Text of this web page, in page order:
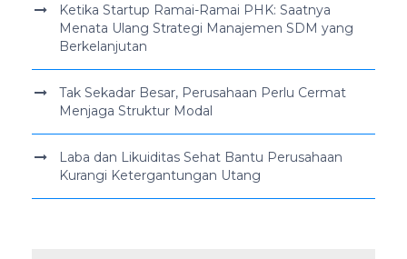
Ketika Startup Ramai-Ramai PHK: Saatnya
Menata Ulang Strategi Manajemen SDM yang
Berkelanjutan
Tak Sekadar Besar, Perusahaan Perlu Cermat
Menjaga Struktur Modal
Laba dan Likuiditas Sehat Bantu Perusahaan
Kurangi Ketergantungan Utang